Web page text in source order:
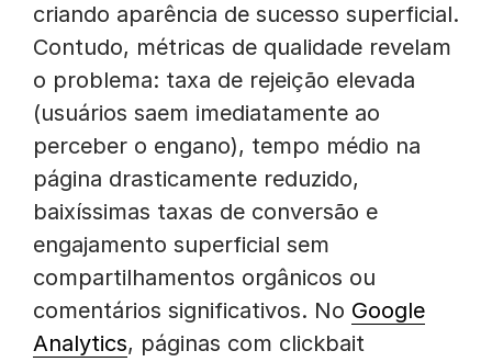
criando aparência de sucesso superficial.
Contudo, métricas de qualidade revelam
o problema: taxa de rejeição elevada
(usuários saem imediatamente ao
perceber o engano), tempo médio na
página drasticamente reduzido,
baixíssimas taxas de conversão e
engajamento superficial sem
compartilhamentos orgânicos ou
comentários significativos. No Google
Analytics, páginas com clickbait